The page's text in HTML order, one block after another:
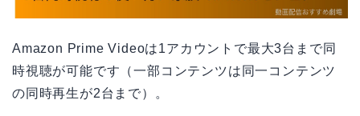
Amazon Prime Videoは1アカウントで最大3台まで同
時視聴が可能です（一部コンテンツは同一コンテンツ
の同時再生が2台まで）。